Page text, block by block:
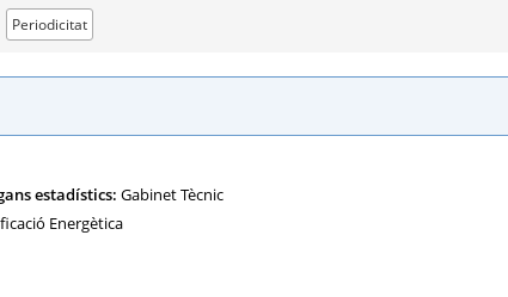
Periodicitat
estadístics: Gabinet Tècnic
Energètica